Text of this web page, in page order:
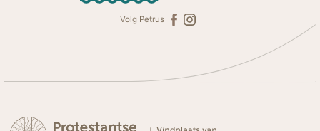
Volg Petrus